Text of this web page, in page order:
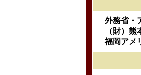
外務省・
（財）
福岡アメ